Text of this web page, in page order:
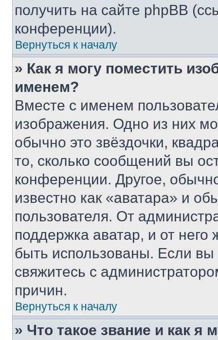
получить на сайте phpBB
конференции).
Вернуться к началу
» Как я могу поместить
именем?
Вместе с именем
изображения. Одно из них
обычно это звёздочки,
то, сколько сообщений вы
конференции. Другое,
известно как «аватара» и
пользователя. От
поддержка аватар, и от него
быть использованы. Если
свяжитесь с
причин.
Вернуться к началу
» Что такое звание и как я